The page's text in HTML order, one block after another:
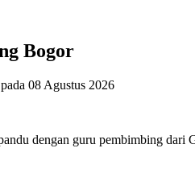
Bogor
08 Agustus 2026
dengan guru pembimbing dari